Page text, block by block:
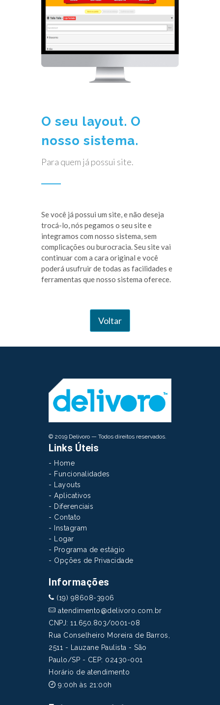
O seu layout. O
nosso sistema.
Para quem já possui site.
Se você já possui um site, e não deseja
trocá-lo, nós pegamos o seu site e
integramos com nosso sistema, sem
complicações ou burocracia. Seu site vai
continuar com a cara original e você
poderá usufruir de todas as facilidades e
ferramentas que nosso sistema oferece.
Voltar
© 2019 Delivoro — Todos direitos reservados.
Links Úteis
- Home
- Funcionalidades
- Layouts
- Aplicativos
- Diferenciais
- Contato
- Instagram
- Logar
- Programa de estágio
- Opções de Privacidade
Informações
(19) 98608-3906
atendimento@delivoro.com.br
CNPJ: 11.650.803/0001-08
Rua Conselheiro Moreira de Barros,
2511 - Lauzane Paulista - São
Paulo/SP - CEP: 02430-001
Horário de atendimento
9:00h às 21:00h